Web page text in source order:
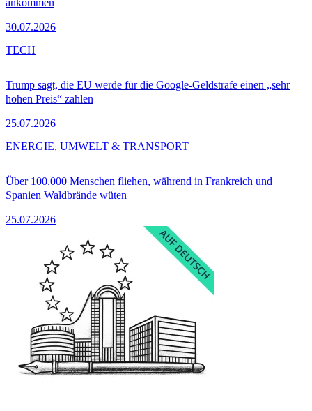
ankommen
30.07.2026
Trump sagt, die EU werde für die Google-Geldstrafe einen „sehr
hohen Preis“ zahlen
25.07.2026
TECH
Über 100.000 Menschen fliehen, während in Frankreich und
Spanien Waldbrände wüten
25.07.2026
ENERGIE, UMWELT & TRANSPORT